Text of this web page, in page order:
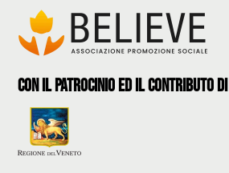
con il patrocinio ed il contributo di